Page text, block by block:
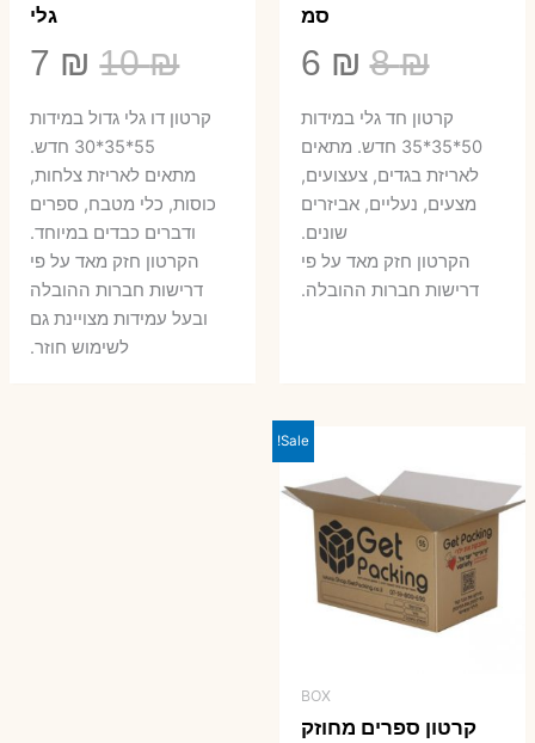
סמ
8₪
המחיר
המקורי
היה:
8 ₪.
6 ₪
הנוכחיקרטון חד גלי במידות
50*35*35 חדש. מתאים
לאריזת בגדים, צעצועים,
מצעים, נעליים, אביזרים
שונים.
הקרטון חזק מאד על פי
דרישות חברות ההובלה.
גלי
10₪
היה:
10 ₪.
7 ₪
7 ₪.
קרטון דו גלי גדול במידות
55*35*30 חדש.
מתאים לאריזת צלחות,
כוסות, כלי מטבח, ספרים
ודברים כבדים במיוחד.
הקרטון חזק מאד על פי
דרישות חברות ההובלה
ובעל עמידות מצויינת גם
לשימוש חוזר.
Sale!
BOX
קרטון ספרים מחוזק